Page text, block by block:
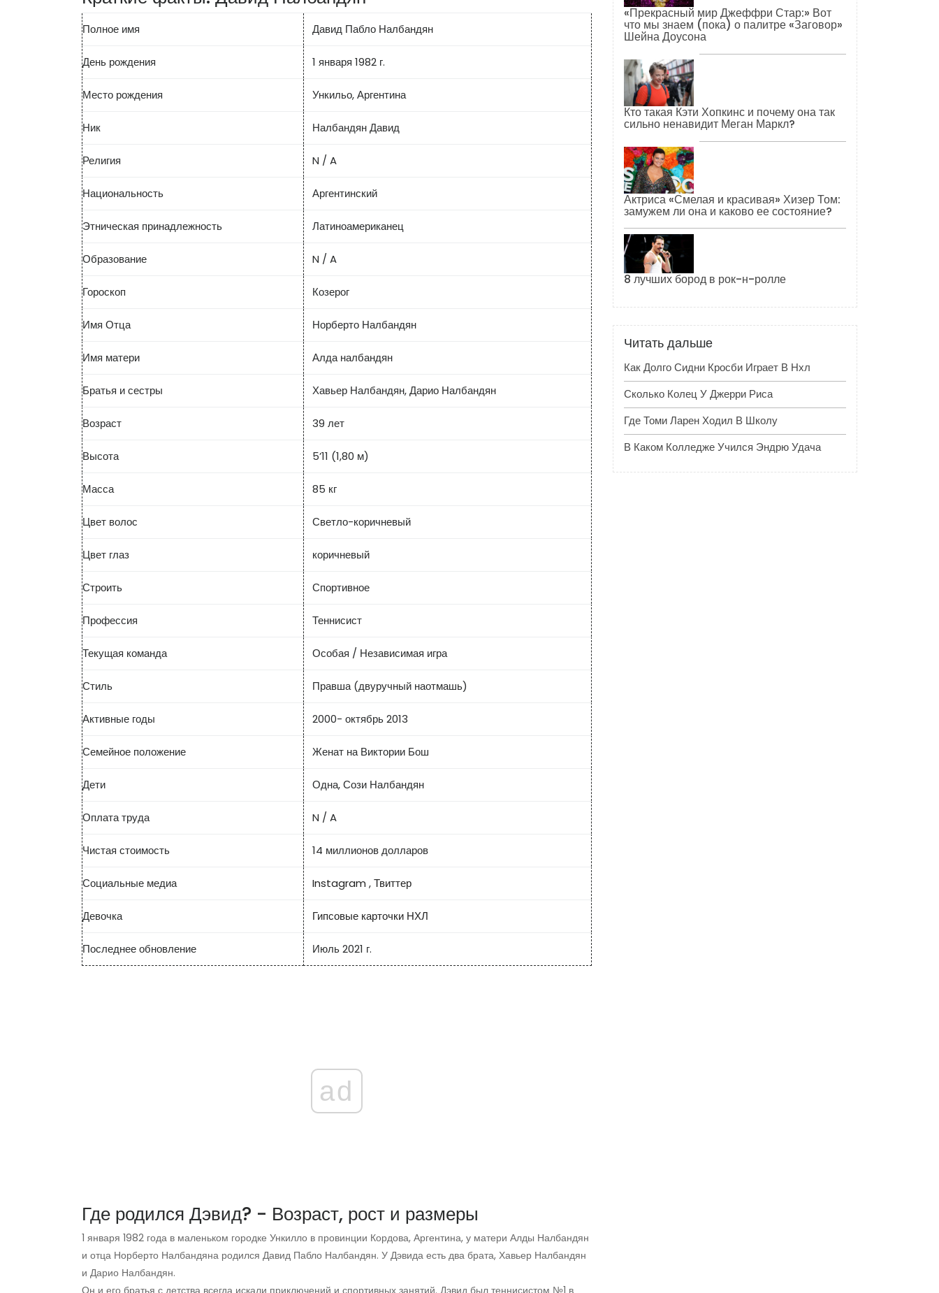
Полное имя Давид Пабло Налбандян
День рождения 1 января 1982 г.
Место рождения Ункильо, Аргентина
Ник Налбандян Давид
Религия N / A
Национальность Аргентинский
Этническая принадлежность Латиноамериканец
Образование N / A
Гороскоп Козерог
Имя Отца Норберто Налбандян
Имя матери Алда налбандян
Братья и сестры Хавьер Налбандян, Дарио Налбандян
Возраст 39 лет
Высота 5’11 (1,80 м)
Масса 85 кг
Цвет волос Светло-коричневый
Цвет глаз коричневый
Строить Спортивное
Профессия Теннисист
Текущая команда Особая / Независимая игра
Стиль Правша (двуручный наотмашь)
Активные годы 2000- октябрь 2013
Семейное положение Женат на Виктории Бош
Дети Одна, Сози Налбандян
Оплата труда N / A
Чистая стоимость 14 миллионов долларов
Социальные медиа Instagram ,Твиттер
Девочка Гипсовые карточки НХЛ
Последнее обновление Июль 2021 г.
ad
Где родился Дэвид? - Возраст, рост и размеры
1 января 1982 года в маленьком городке Ункилло в провинции Кордова, Аргентина, у матери Алды Налбандян
и отца Норберто Налбандяна родился Давид Пабло Налбандян. У Дэвида есть два брата, Хавьер Налбандян
и Дарио Налбандян.
«Прекрасный мир Джеффри Стар:» Вот
что мы знаем (пока) о палитре «Заговор»
Шейна Доусона
Кто такая Кэти Хопкинс и почему она так
сильно ненавидит Меган Маркл?
Актриса «Смелая и красивая» Хизер Том:
замужем ли она и каково ее состояние?
8 лучших бород в рок-н-ролле
Читать дальше
Как Долго Сидни Кросби Играет В Нхл
Сколько Колец У Джерри Риса
Где Томи Ларен Ходил В Школу
В Каком Колледже Учился Эндрю Удача